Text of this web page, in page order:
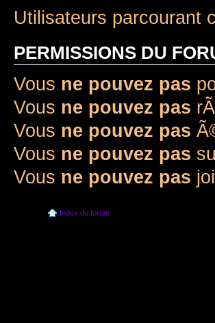
Utilisateurs parcourant
PERMISSIONS DU
Vous ne pouvez pas
Vous ne pouvez pas
Vous ne pouvez pas
Vous ne pouvez pas
Vous ne pouvez pas
Index du forum